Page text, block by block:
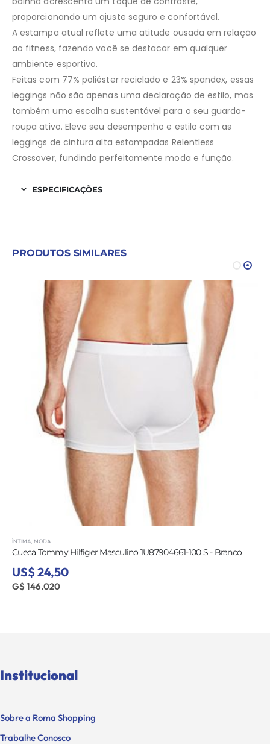
proporcionando um ajuste seguro e confortável.
A estampa atual reflete uma atitude ousada em relação
ao fitness, fazendo você se destacar em qualquer
ambiente esportivo.
Feitas com 77% poliéster reciclado e 23% spandex, essas
leggings não são apenas uma declaração de estilo, mas
também uma escolha sustentável para o seu guarda-
roupa ativo. Eleve seu desempenho e estilo com as
leggings de cintura alta estampadas Relentless
Crossover, fundindo perfeitamente moda e função.
ESPECIFICAÇÕES
PRODUTOS SIMILARES
ÍNTIMA, MODA
Cueca Tommy Hilfiger Masculino 1U87904661-100 S - Branco
US$ 24,50
G$ 146.020
Institucional
Sobre a Roma Shopping
Trabalhe Conosco